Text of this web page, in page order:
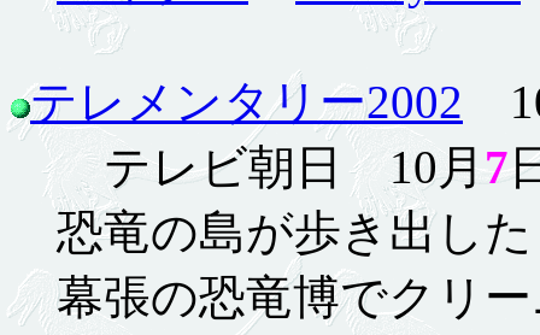
テレメンタリー2002
テレビ朝日 10月 7
恐竜の島が歩き出し
幕張の恐竜博でクリー